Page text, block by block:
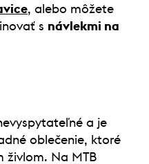
, alebo môžete
s návlekmi na
a je
oblečenie, ktoré
živlom. Na MTB